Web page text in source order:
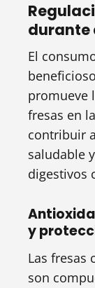
durante
El
promueve
fresas en
contribuir
saludable
digestivos
y
Las fresas
son